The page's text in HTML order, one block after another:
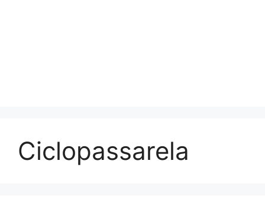
Ciclopassarela